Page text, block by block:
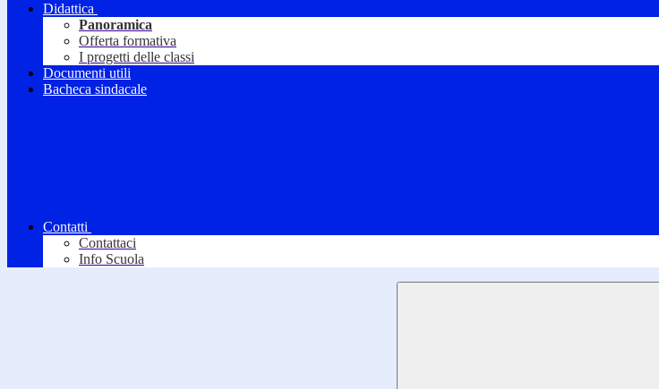
Didattica
Panoramica
Offerta formativa
I progetti delle classi
Documenti utili
Bacheca sindacale
Contatti
Contattaci
Info Scuola